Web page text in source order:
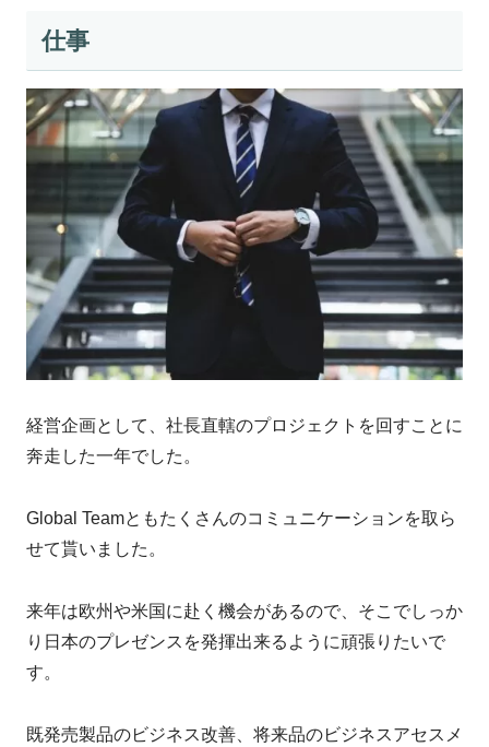
仕事
経営企画として、社長直轄のプロジェクトを回すことに
奔走した一年でした。
Global Teamともたくさんのコミュニケーションを取ら
せて貰いました。
来年は欧州や米国に赴く機会があるので、そこでしっか
り日本のプレゼンスを発揮出来るように頑張りたいで
す。
既発売製品のビジネス改善、将来品のビジネスアセスメ